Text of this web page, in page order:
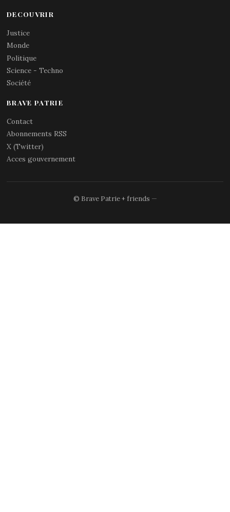
DECOUVRIR
Justice
Monde
Politique
Science - Techno
Société
BRAVE PATRIE
Contact
Abonnements RSS
X (Twitter)
Acces gouvernement
© Brave Patrie + friends —